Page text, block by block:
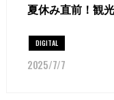
夏休み直前！観
DIGITAL
2025/7/7